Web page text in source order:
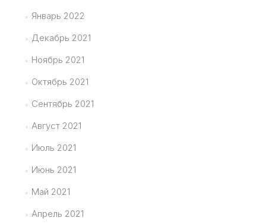
Январь 2022
Декабрь 2021
Ноябрь 2021
Октябрь 2021
Сентябрь 2021
Август 2021
Июль 2021
Июнь 2021
Май 2021
Апрель 2021